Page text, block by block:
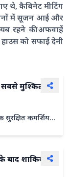
थे, कैबिनेट मीटिंग
में सूजन आई और
रहने की अफवाहें
हाउस को सफाई देनी
सबसे मुश्किल
सुरक्षित कमर्शियल
बाद शाकिब